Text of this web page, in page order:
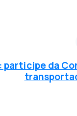
participe da